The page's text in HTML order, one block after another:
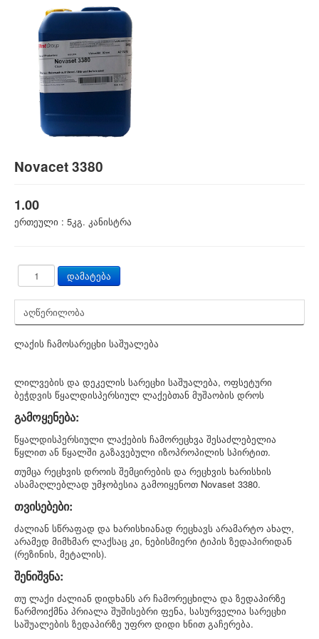
Novacet 3380
1.00
ერთეული : 5კგ. კანისტრა
აღწერილობა
ლაქის ჩამოსარეცხი საშუალება
ლილვების და დეკელის სარეცხი საშუალება, ოფსეტური
ბეჭდვის წყალდისპერსიულ ლაქებთან მუშაობის დროს
გამოყენება:
წყალდისპერსიული ლაქების ჩამორეცხვა შესაძლებელია
წყლით ან წყალში გაზავებული იზოპროპილის სპირტით.
თუმცა რეცხვის დროის შემცირების და რეცხვის ხარისხის
ასამაღლებლად უმჯობესია გამოიყენოთ Novaset 3380.
თვისებები:
ძალიან სწრაფად და ხარისხიანად რეცხავს არამარტო ახალ,
არამედ მიმხმარ ლაქსაც კი, ნებისმიერი ტიპის ზედაპირიდან
(რეზინის, მეტალის).
შენიშვნა:
თუ ლაქი ძალიან დიდხანს არ ჩამორეცხილა და ზედაპირზე
წარმოიქმნა პრიალა შუშისებრი ფენა, სასურველია სარეცხი
საშუალების ზედაპირზე უფრო დიდი ხნით გაჩერება.